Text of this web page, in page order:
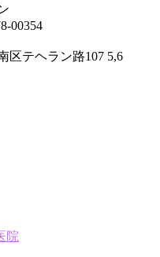
00354
区テヘラン路107 5,6
院